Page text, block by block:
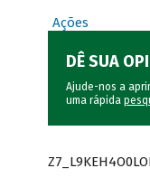
Ações
DÊ SUA
Ajude-nos a
uma rápida